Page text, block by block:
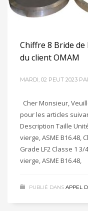
Chiffre 8 Bride de
du client OMAM
MARDI, 02 PEUT 2023
Cher Monsieur,
pour les articles
Description Taille
vierge, ASME B16.48,
Grade LF2 Classe 1 3/
vierge, ASME B16.48,
PUBLIÉ DANS APPEL